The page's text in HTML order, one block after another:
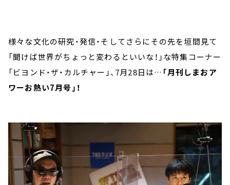
様々な文化の研究・発信・そしてさらにその先を垣間見て
「聞けば世界がちょっと変わるといいな！」な特集コーナー
「ビヨンド・ザ・カルチャー」、7月28日は… 「月刊しまおア
ワーお熱い7月号」！